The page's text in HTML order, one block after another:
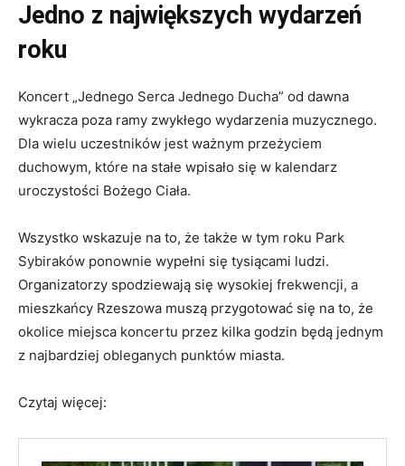
Jedno z największych wydarzeń
roku
Koncert „Jednego Serca Jednego Ducha” od dawna
wykracza poza ramy zwykłego wydarzenia muzycznego.
Dla wielu uczestników jest ważnym przeżyciem
duchowym, które na stałe wpisało się w kalendarz
uroczystości Bożego Ciała.
Wszystko wskazuje na to, że także w tym roku Park
Sybiraków ponownie wypełni się tysiącami ludzi.
Organizatorzy spodziewają się wysokiej frekwencji, a
mieszkańcy Rzeszowa muszą przygotować się na to, że
okolice miejsca koncertu przez kilka godzin będą jednym
z najbardziej obleganych punktów miasta.
Czytaj więcej: